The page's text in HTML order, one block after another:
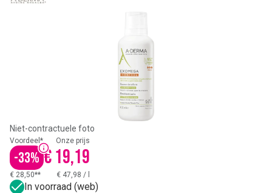
Niet-contractuele foto
Voordeel*
-33%
Onze prijs
€ 19,19
€ 28,50** € 47,98 /
In voorraad (web)